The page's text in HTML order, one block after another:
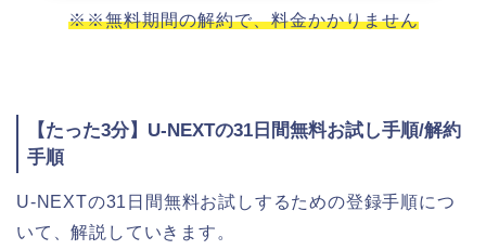
※※無料期間の解約で、料金かかりません
【たった3分】U-NEXTの31日間無料お試し手順/解約
手順
U-NEXTの31日間無料お試しするための登録手順につ
いて、解説していきます。